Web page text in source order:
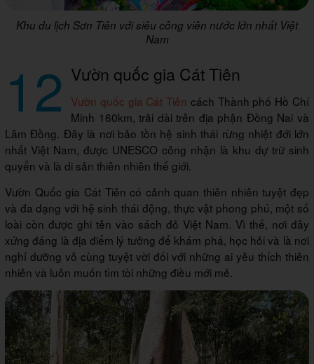
Khu du lịch Sơn Tiên với siêu công viên nước lớn nhất Việt
Nam
12 Vườn quốc gia Cát Tiên
Vườn quốc gia Cát Tiên cách Thành phố Hồ Chí
Minh 160km, trải dài trên địa phận Đồng Nai và
Lâm Đồng. Đây là nơi bảo tồn hệ sinh thái rừng nhiệt đới lớn
nhất Việt Nam, được UNESCO công nhận là khu dự trữ sinh
quyển và là di sản thiên nhiên thế giới.
Vườn Quốc gia Cát Tiên có cảnh quan thiên nhiên tuyệt đẹp
và đa dạng với hệ sinh thái động, thực vật phong phú, một số
loài còn được ghi tên vào sách đỏ Việt Nam. Vì thế, nơi đây
xứng đáng là địa điểm lý tưởng để khám phá, học hỏi và là nơi
nghỉ dưỡng vô cùng tuyệt vời đối với những ai yêu thích thiên
nhiên và luôn muốn tìm tòi những điều mới mẻ.